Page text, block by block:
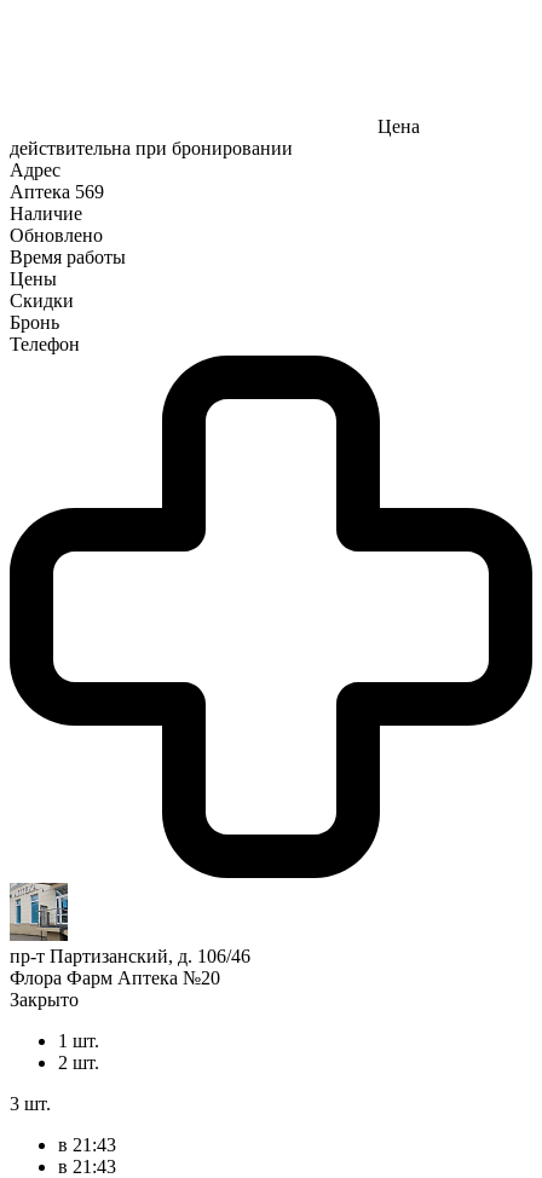
Цена
действительна при бронировании
Адрес
Аптека 569
Наличие
Обновлено
Время работы
Цены
Скидки
Бронь
Телефон
пр-т Партизанский, д. 106/46
Флора Фарм Аптека №20
Закрыто
1 шт.
2 шт.
3 шт.
в 21:43
в 21:43